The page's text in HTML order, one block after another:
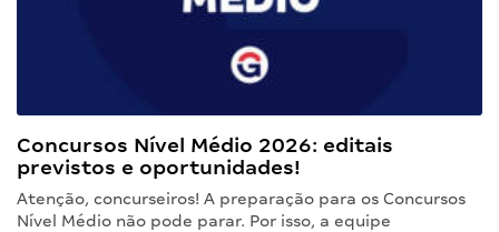
Concursos Nível Médio 2026: editais
previstos e oportunidades!
Atenção, concurseiros! A preparação para os Concursos
Nível Médio não pode parar. Por isso, a equipe